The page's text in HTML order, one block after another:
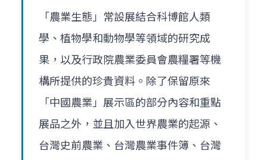
「農業生態」常設展結合科博館人類
學、植物學和動物學等領域的研究成
果，以及行政院農業委員會農糧署等機
構所提供的珍貴資料。除了保留原來
「中國農業」展示區的部分內容和重點
展品之外，並且加入世界農業的起源、
台灣史前農業、台灣農業事件簿、台灣